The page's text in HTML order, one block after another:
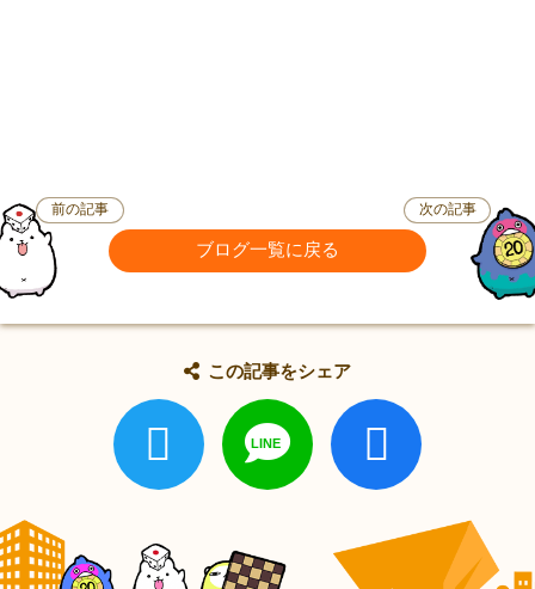
前の記事
ブログ一覧に戻る
次の記事
この記事をシェア